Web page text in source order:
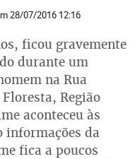
28/07/2016 12:16
ficou gravemente
durante um
na Rua
Região
aconteceu às
informações da
fica a poucos